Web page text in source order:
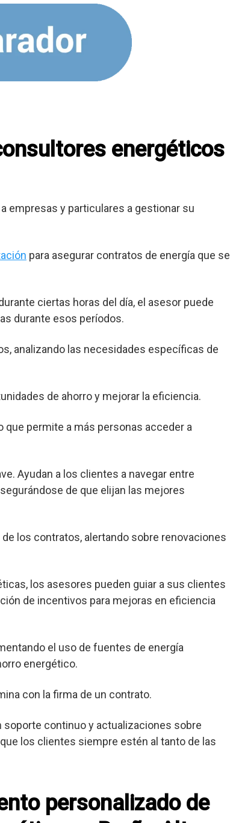
energéticos
empresas y particulares a gestionar su
para asegurar contratos de energía que se
ciertas horas del día, el asesor puede
durante esos períodos.
analizando las necesidades específicas de
de ahorro y mejorar la eficiencia.
permite a más personas acceder a
Ayudan a los clientes a navegar entre
de que elijan las mejores
los contratos, alertando sobre renovaciones
los asesores pueden guiar a sus clientes
de incentivos para mejoras en eficiencia
el uso de fuentes de energía
energético.
con la firma de un contrato.
continuo y actualizaciones sobre
los clientes siempre estén al tanto de las
personalizado de